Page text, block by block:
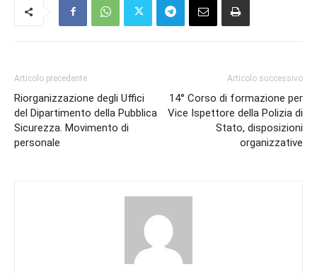
Articolo precedente
Riorganizzazione degli Uffici
del Dipartimento della Pubblica
Sicurezza. Movimento di
personale
Articolo successivo
14° Corso di formazione per
Vice Ispettore della Polizia di
Stato, disposizioni
organizzative